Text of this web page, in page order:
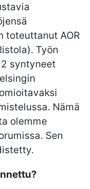
toteuttanut AOR
Työn
syntyneet
Nämä
olemme
Sen